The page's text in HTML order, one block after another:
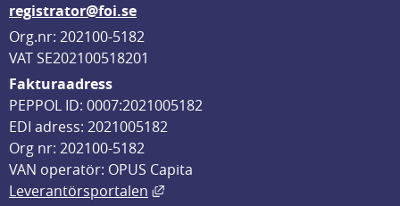
registrator@foi.se
Org.nr: 202100-5182
VAT SE202100518201
Fakturaadress
PEPPOL ID: 0007:2021005182
EDI adress: 2021005182
Org nr: 202100-5182
VAN operatör: OPUS Capita
Leverantörsportalen
Länk till annan webbplats, öppnas